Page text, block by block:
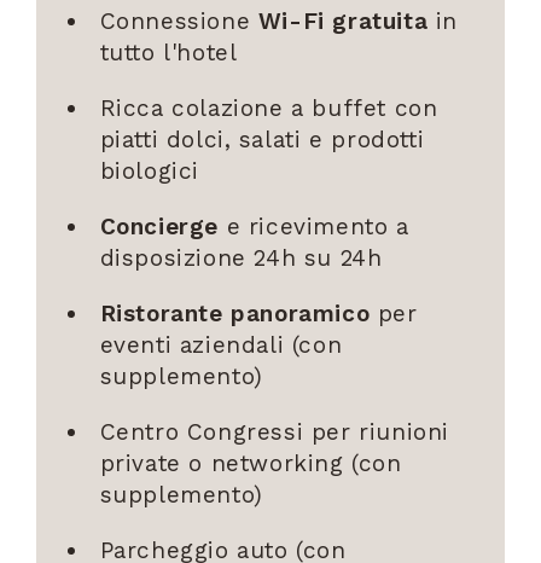
Connessione Wi-Fi gratuita in
tutto l'hotel
Ricca colazione a buffet con
piatti dolci, salati e prodotti
biologici
Concierge e ricevimento a
disposizione 24h su 24h
Ristorante panoramico per
eventi aziendali (con
supplemento)
Centro Congressi per riunioni
private o networking (con
supplemento)
Parcheggio auto (con